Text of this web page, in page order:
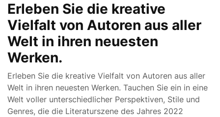
Erleben Sie die kreative
Vielfalt von Autoren aus aller
Welt in ihren neuesten
Werken.
Erleben Sie die kreative Vielfalt von Autoren aus aller
Welt in ihren neuesten Werken. Tauchen Sie ein in eine
Welt voller unterschiedlicher Perspektiven, Stile und
Genres, die die Literaturszene des Jahres 2022